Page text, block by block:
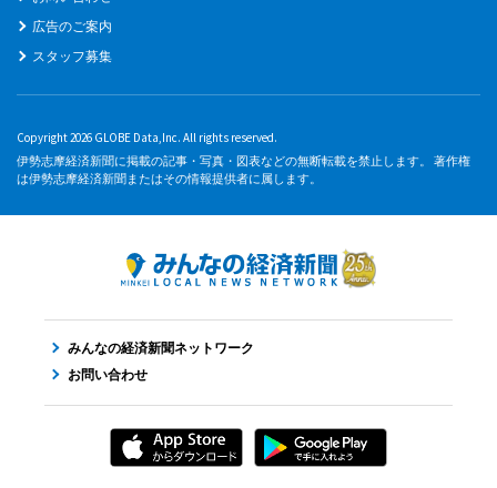
広告のご案内
スタッフ募集
Copyright 2026 GLOBE Data,Inc. All rights reserved.
伊勢志摩経済新聞に掲載の記事・写真・図表などの無断転載を禁止します。 著作権
は伊勢志摩経済新聞またはその情報提供者に属します。
みんなの経済新聞ネットワーク
お問い合わせ